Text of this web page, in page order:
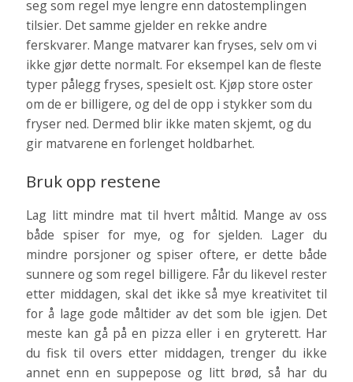
seg som regel mye lengre enn datostemplingen
tilsier. Det samme gjelder en rekke andre
ferskvarer. Mange matvarer kan fryses, selv om vi
ikke gjør dette normalt. For eksempel kan de fleste
typer pålegg fryses, spesielt ost. Kjøp store oster
om de er billigere, og del de opp i stykker som du
fryser ned. Dermed blir ikke maten skjemt, og du
gir matvarene en forlenget holdbarhet.
Bruk opp restene
Lag litt mindre mat til hvert måltid. Mange av oss
både spiser for mye, og for sjelden. Lager du
mindre porsjoner og spiser oftere, er dette både
sunnere og som regel billigere. Får du likevel rester
etter middagen, skal det ikke så mye kreativitet til
for å lage gode måltider av det som ble igjen. Det
meste kan gå på en pizza eller i en gryterett. Har
du fisk til overs etter middagen, trenger du ikke
annet enn en suppepose og litt brød, så har du